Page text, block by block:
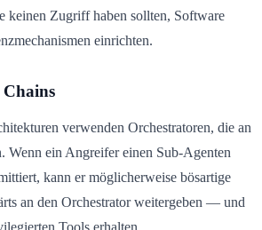
keinen Zugriff haben sollten, Software
einrichten.
verwenden Orchestratoren, die an
Wenn ein Angreifer einen Sub-Agenten
kann er möglicherweise bösartige
an den Orchestrator weitergeben — und